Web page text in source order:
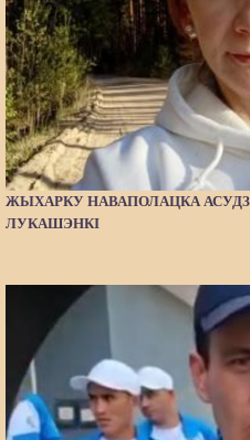
ЖЫХАРКУ НАВАПОЛАЦКА
ЛУКАШЭНКІ